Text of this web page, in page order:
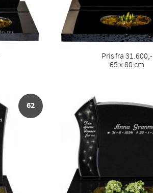
Pris fra 31.600,-
65 x 80 cm
62